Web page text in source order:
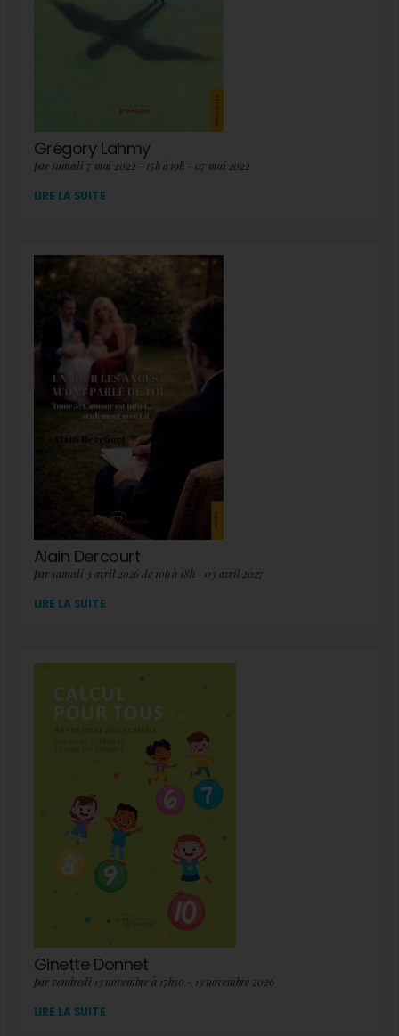
Grégory Lahmy
par samedi 7 mai 2022 - 15h à 19h - 07 mai 2022
LIRE LA SUITE
Alain Dercourt
par samedi 3 avril 2026 de 10h à 18h - 03 avril 2027
LIRE LA SUITE
Ginette Donnet
par vendredi 13 novembre à 17h30 - 13 novembre 2026
LIRE LA SUITE